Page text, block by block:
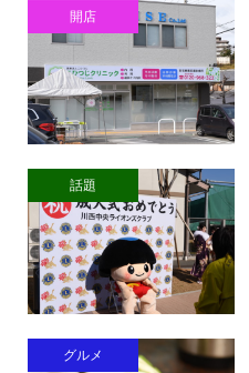
開店
話題
グルメ